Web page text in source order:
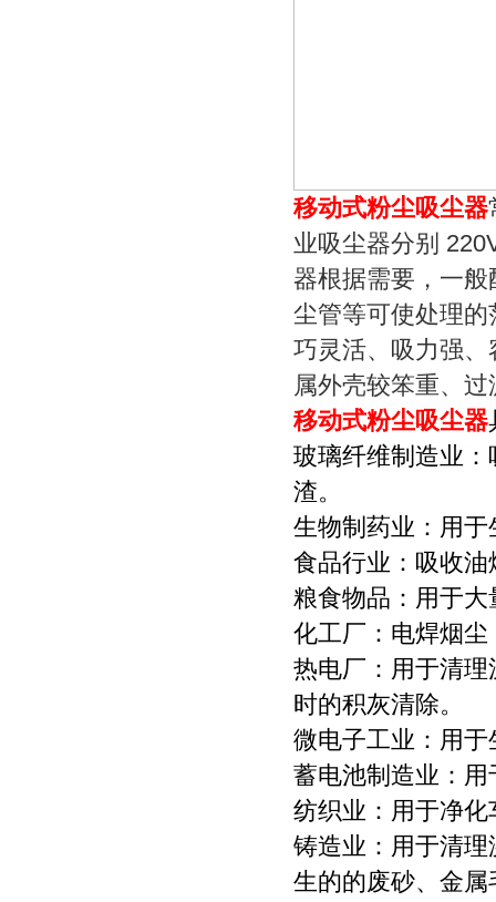
移动式粉尘吸尘器
业吸尘器分别
器根据需要，一
尘管等可使处理
巧灵活、吸力强
属外壳较笨重、
移动式粉尘吸尘器
玻璃纤维制造业
渣。
生物制药业：用
食品行业：吸收
粮食物品：用于
化工厂：电焊烟
热电厂：用于清
时的积灰清除。
微电子工业：用
蓄电池制造业：
纺织业：用于净
铸造业：用于清
生的的废砂、金